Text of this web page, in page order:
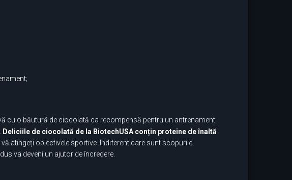
cu o băutură de ciocolată ca recompensă pentru un antrenament
Deliciile de ciocolată de la BiotechUSA conțin proteine de înaltă
atingeți obiectivele sportive. Indiferent care sunt scopurile
va deveni un ajutor de încredere.